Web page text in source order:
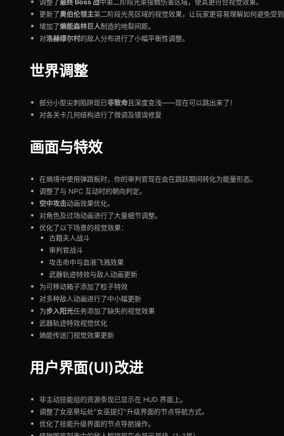
更新了奥伯伦领主第二阶段光亮区域的视觉效果，让玩家更容易理解如何避免受
增加了熵能森林巨人制造的地裂间距。
对洛赫缪尔村的敌人分布进行了小幅平衡性调整。
世界调整
部分小型尖刺陷阱现已非致命且深度变浅——现在可以跳出来了！
对各关卡几何结构进行了微调及错误修复
画面与特效
在熵境中使用弹跳板时，你的审判官现在会在跳跃期间转化为能量形态。
调整了与 NPC 互动时的朝向判定。
空中攻击动画效果优化。
对角色及过场动画进行了大量细节调整。
优化了以下场景的视觉效果：
古籍夫人战斗
审判官战斗
攻击命中与血液飞溅效果
武器轨迹特效与敌人动画更新
为可移动箱子添加了粒子特效
对多种敌人动画进行了中小幅更新
为步入阳光任务添加了缺失的视觉效果
武器轨迹特效视觉优化
熵能传送门视觉效果更新
用户界面(UI)改进
非主动技能组的资源条现已显示在 HUD 界面上。
调整了女巫祭坛处"女巫提灯"升级界面的节点导航方式。
优化了技能升级界面的节点导航操作。